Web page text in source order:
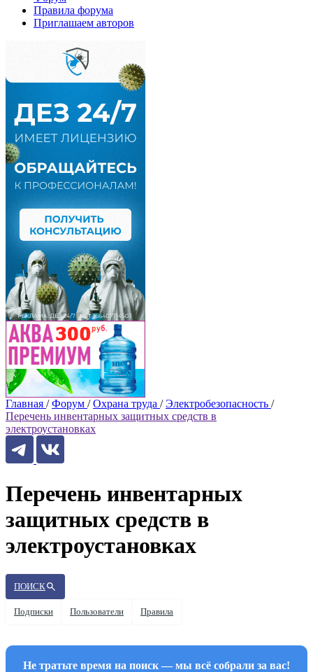
Правила форума
Приглашаем авторов
Главная / Форум / Охрана труда / Электробезопасность /
Перечень инвентарных защитных средств в
электроустановках
Перечень инвентарных
защитных средств в
электроустановках
ПОИСК
Подписки Пользователи Правила
Не тратьте время на поиск — мы всё собрали за вас!